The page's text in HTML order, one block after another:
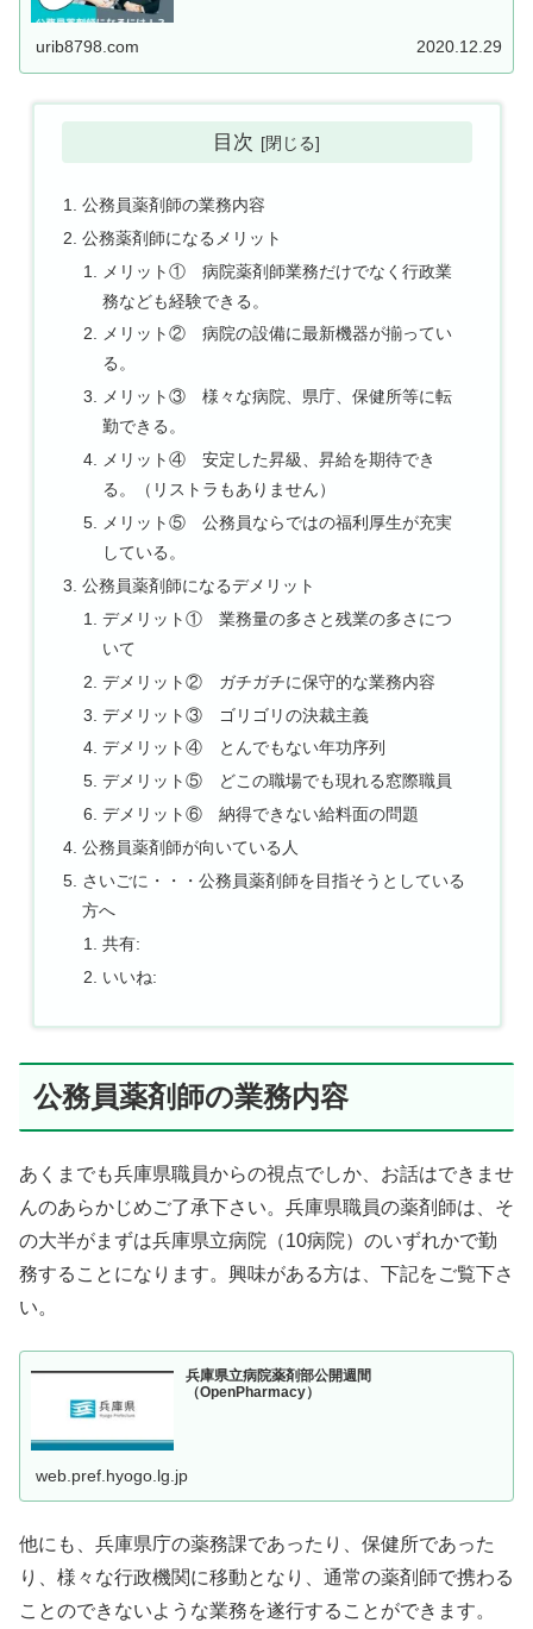
urib8798.com 2020.12.29
目次
公務員薬剤師の業務内容
公務薬剤師になるメリット
メリット① 病院薬剤師業務だけでなく行政業
務なども経験できる。
メリット② 病院の設備に最新機器が揃ってい
る。
メリット③ 様々な病院、県庁、保健所等に転
勤できる。
メリット④ 安定した昇級、昇給を期待でき
る。（リストラもありません）
メリット⑤ 公務員ならではの福利厚生が充実
している。
公務員薬剤師になるデメリット
デメリット① 業務量の多さと残業の多さにつ
いて
デメリット② ガチガチに保守的な業務内容
デメリット③ ゴリゴリの決裁主義
デメリット④ とんでもない年功序列
デメリット⑤ どこの職場でも現れる窓際職員
デメリット⑥ 納得できない給料面の問題
公務員薬剤師が向いている人
さいごに・・・公務員薬剤師を目指そうとしている
方へ
共有:
いいね:
公務員薬剤師の業務内容
あくまでも兵庫県職員からの視点でしか、お話はできませ
んのあらかじめご了承下さい。兵庫県職員の薬剤師は、そ
の大半がまずは兵庫県立病院（10病院）のいずれかで勤
務することになります。興味がある方は、下記をご覧下さ
い。
兵庫県立病院薬剤部公開週間
（OpenPharmacy）
web.pref.hyogo.lg.jp
他にも、兵庫県庁の薬務課であったり、保健所であった
り、様々な行政機関に移動となり、通常の薬剤師で携わる
ことのできないような業務を遂行することができます。